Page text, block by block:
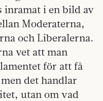
inramat i en bild av
Moderaterna,
och Liberalerna.
vet att man
för att få
det handlar
utan om vad